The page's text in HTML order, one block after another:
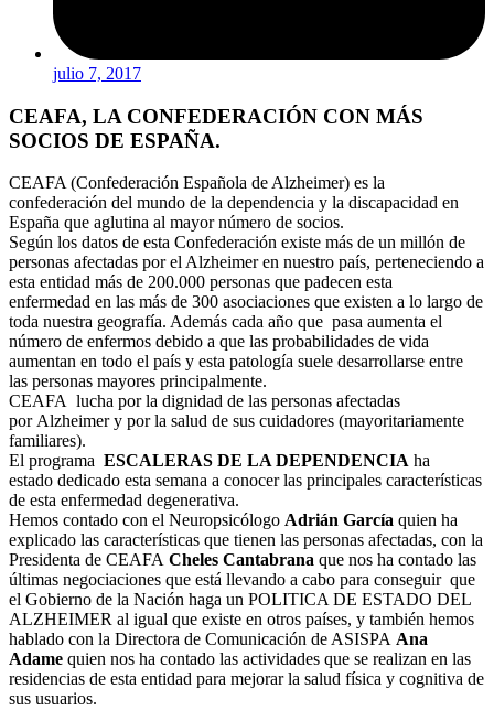
julio 7, 2017
CEAFA, LA CONFEDERACIÓN CON MÁS
SOCIOS DE ESPAÑA.
CEAFA (Confederación Española de Alzheimer) es la
confederación del mundo de la dependencia y la discapacidad en
España que aglutina al mayor número de socios.
Según los datos de esta Confederación existe más de un millón de
personas afectadas por el Alzheimer en nuestro país, perteneciendo a
esta entidad más de 200.000 personas que padecen esta
enfermedad en las más de 300 asociaciones que existen a lo largo de
toda nuestra geografía. Además cada año que pasa aumenta el
número de enfermos debido a que las probabilidades de vida
aumentan en todo el país y esta patología suele desarrollarse entre
las personas mayores principalmente.
CEAFA lucha por la dignidad de las personas afectadas
por Alzheimer y por la salud de sus cuidadores (mayoritariamente
familiares).
El programa ESCALERAS DE LA DEPENDENCIA ha
estado dedicado esta semana a conocer las principales características
de esta enfermedad degenerativa.
Hemos contado con el Neuropsicólogo Adrián García quien ha
explicado las características que tienen las personas afectadas, con la
Presidenta de CEAFA Cheles Cantabrana que nos ha contado las
últimas negociaciones que está llevando a cabo para conseguir que
el Gobierno de la Nación haga un POLITICA DE ESTADO DEL
ALZHEIMER al igual que existe en otros países, y también hemos
hablado con la Directora de Comunicación de ASISPA Ana
Adame quien nos ha contado las actividades que se realizan en las
residencias de esta entidad para mejorar la salud física y cognitiva de
sus usuarios.